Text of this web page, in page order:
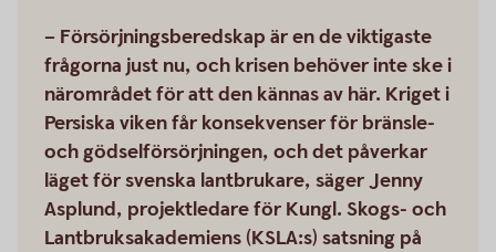
– Försörjningsberedskap är en de viktigaste
frågorna just nu, och krisen behöver inte ske i
närområdet för att den kännas av här. Kriget i
Persiska viken får konsekvenser för bränsle-
och gödselförsörjningen, och det påverkar
läget för svenska lantbrukare, säger Jenny
Asplund, projektledare för Kungl. Skogs- och
Lantbruksakademiens (KSLA:s) satsning på